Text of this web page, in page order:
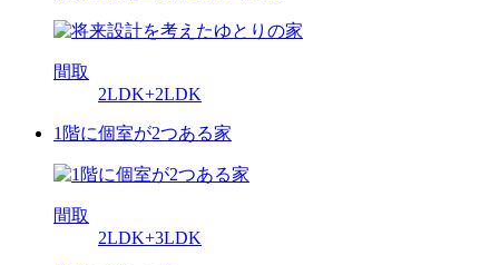
間取
2LDK+2LDK
1階に個室が2つある家
間取
2LDK+3LDK